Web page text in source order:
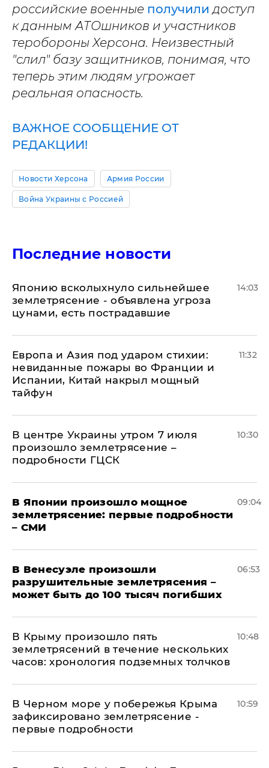
российские военные получилидоступ
к данным АТОшников и участников
теробороны Херсона. Неизвестный
"слил" базу защитников, понимая, что
теперь этим людям угрожает
реальная опасность.
ВАЖНОЕ СООБЩЕНИЕ ОТ
РЕДАКЦИИ!
Новости Херсона Армия России
Война Украины с Россией
Последние новости
Японию всколыхнуло сильнейшее
землетрясение - объявлена угроза
цунами, есть пострадавшие
14:03
Европа и Азия под ударом стихии:
невиданные пожары во Франции и
Испании, Китай накрыл мощный
тайфун
11:32
В центре Украины утром 7 июля
произошло землетрясение –
подробности ГЦСК
10:30
В Японии произошло мощное
землетрясение: первые подробности
– СМИ
09:04
В Венесуэле произошли
разрушительные землетрясения –
может быть до 100 тысяч погибших
06:53
В Крыму произошло пять
землетрясений в течение нескольких
часов: хронология подземных толчков
10:48
В Черном море у побережья Крыма
зафиксировано землетрясение -
первые подробности
10:59